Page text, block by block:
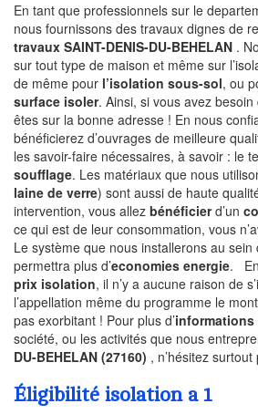
En tant que professionnels sur le
nous fournissons des travaux dignes de
travaux SAINT-DENIS-DU-BEHELAN .
sur tout type de maison et même sur
de même pour l’isolation sous-sol, ou
surface isoler. Ainsi, si vous avez besoin
êtes sur la bonne adresse ! En nous
bénéficierez d’ouvrages de meilleure
les savoir-faire nécessaires, à savoir : le
soufflage. Les matériaux que nous
laine de verre) sont aussi de haute
intervention, vous allez bénéficierd’un
ce qui est de leur consommation, vous
Le système que nous installerons au
permettra plus d’economies energie.
prix isolation, il n’y a aucune raison de
l’appellation même du programme le
pas exorbitant ! Pour plus d’informations
société, ou les activités que nous
DU-BEHELAN (27160) , n’hésitez
Éligibilité isolation a 1